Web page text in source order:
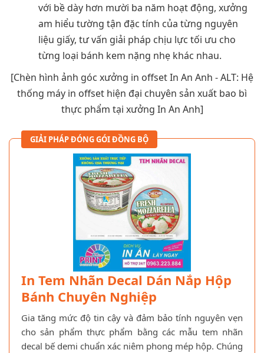
với bề dày hơn mười ba năm hoạt động, xưởng
am hiểu tường tận đặc tính của từng nguyên
liệu giấy, tư vấn giải pháp chịu lực tối ưu cho
từng loại bánh kem nặng nhẹ khác nhau.
[Chèn hình ảnh góc xưởng in offset In An Anh - ALT: Hệ
thống máy in offset hiện đại chuyên sản xuất bao bì
thực phẩm tại xưởng In An Anh]
GIẢI PHÁP ĐÓNG GÓI ĐỒNG BỘ
In Tem Nhãn Decal Dán Nắp Hộp
Bánh Chuyên Nghiệp
Gia tăng mức độ tin cậy và đảm bảo tính nguyên vẹn
cho sản phẩm thực phẩm bằng các mẫu tem nhãn
decal bế demi chuẩn xác niêm phong mép hộp. Chúng